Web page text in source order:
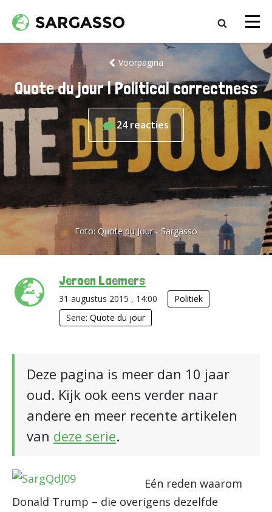
Voorpagina
Quote du jour | Political correctness
24 reacties
Foto: Quote du Jour - Sargasso
Jeroen Laemers
31 augustus 2015 , 14:00
Politiek
Serie:Quote du jour
Deze pagina is meer dan 10 jaar
oud. Kijk ook eens verder naar
andere en meer recente artikelen
van deze serie.
Eén reden waarom
Donald Trump – die overigens dezelfde